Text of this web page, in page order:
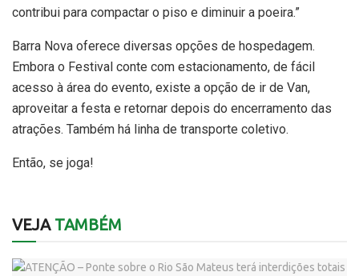
contribui para compactar o piso e diminuir a poeira.”
Barra Nova oferece diversas opções de hospedagem.
Embora o Festival conte com estacionamento, de fácil
acesso à área do evento, existe a opção de ir de Van,
aproveitar a festa e retornar depois do encerramento das
atrações. Também há linha de transporte coletivo.
Então, se joga!
VEJATAMBÉM